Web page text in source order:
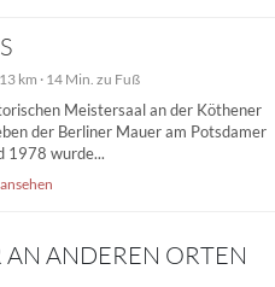
km · 14 Min. zu Fuß
Meistersaal an der Köthener
der Berliner Mauer am Potsdamer
1978 wurde...
ANDEREN ORTEN